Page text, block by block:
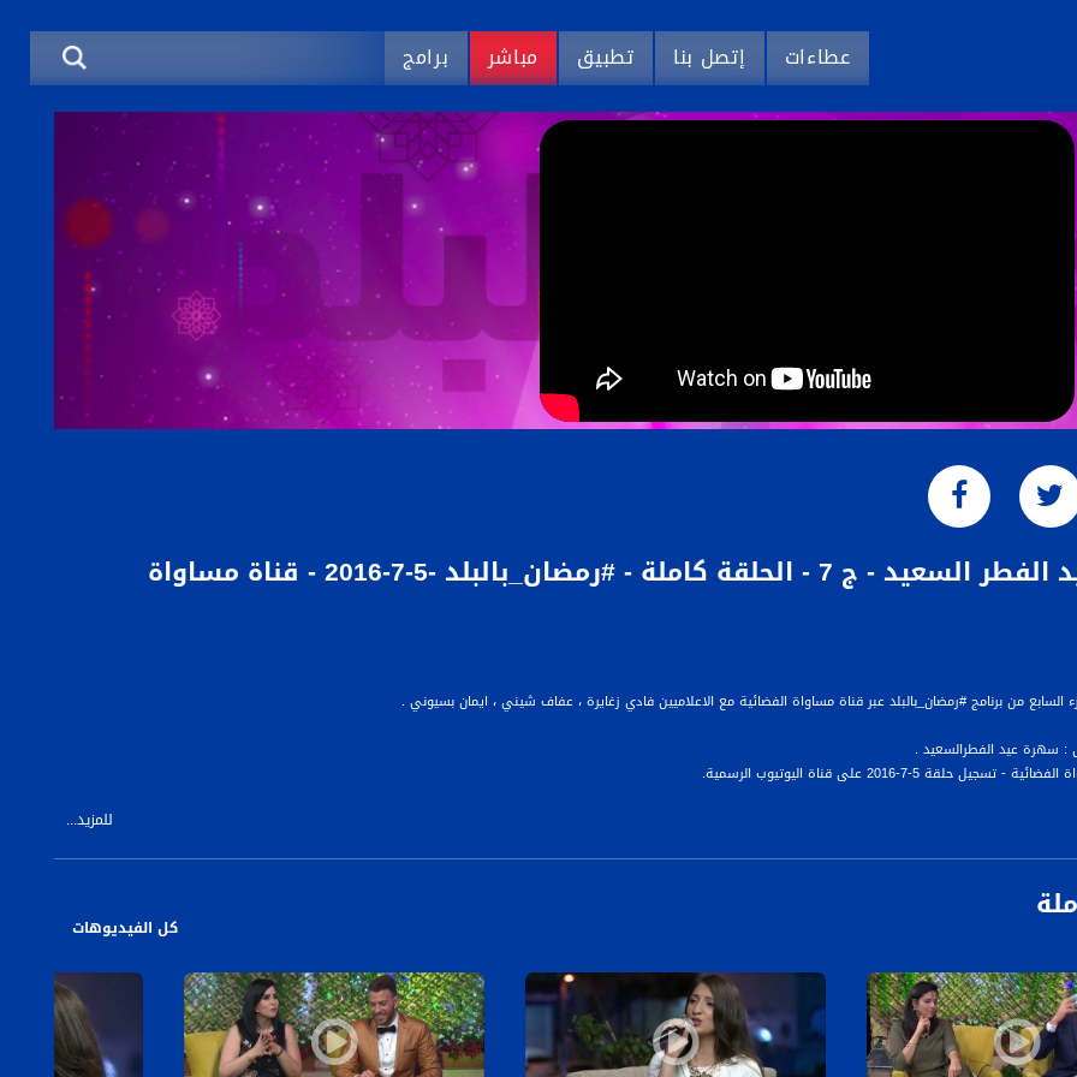
عطاءات إتصل بنا تطبيق مباشر برامج
سهرة عيد الفطر السعيد - ج 7 - الحلقة كاملة - #رمضان_بالبلد -5-7-2016 - قناة مساواة
: سهرة عيد الفطرالسعيد .
حلقة 5-7-2016 على قناة اليوتيوب الرسمية.
، يبث مساء كل يوم، عبر قناة مساواة، على مدار ساعتين في الخيمة الرمضانية، التي نستضيف فيها نخبة واسعة من الفنانين، وأبرز الشخصيات الاجتماعية والسياسية في الساحة
لقاءات مميزة، مع الإعلاميين، فادي زغايرة، عفاف شيني وإيمان بسيوني.
صوت فلسطينيي الداخل - لاول مرة منذ ٧٠ عام
للمزيد...
كل الفيديوهات